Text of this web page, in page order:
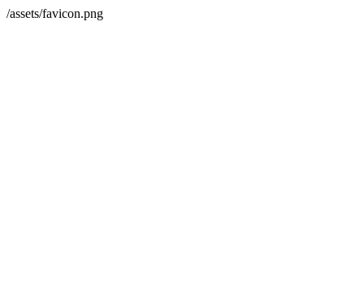
/assets/favicon.png